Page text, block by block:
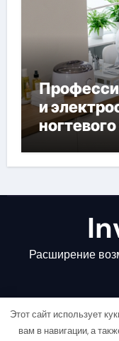
и
Расширение
Этот сайт использует
вам в навигации, а